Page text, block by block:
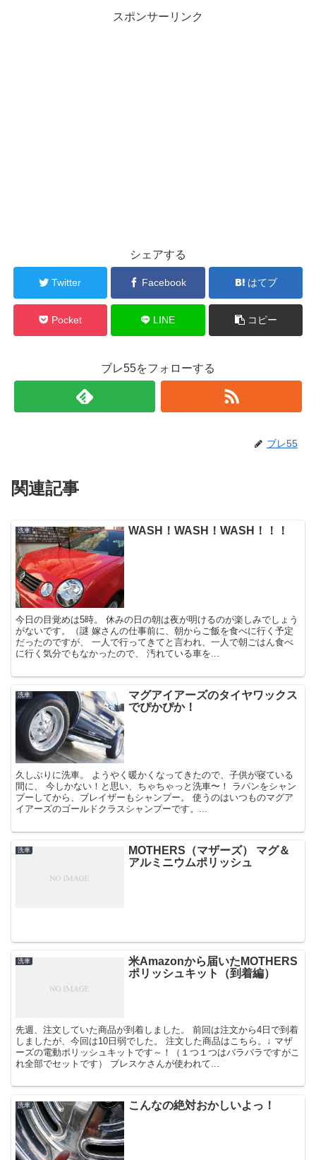
スポンサーリンク
シェアする
Twitter Facebook はてブ
Pocket LINE コピー
ブレ55をフォローする
ブレ55
関連記事
洗車 WASH！WASH！WASH！！！
今日の目覚めは5時。 休みの日の朝は夜が明けるのが楽しみでしょう
がないです。（謎 嫁さんの仕事前に、朝からご飯を食べに行く予定
だったのですが、 一人で行ってきてと言われ、一人で朝ごはん食べ
に行く気分でもなかったので、 汚れている車を...
洗車
マグアイアーズのタイヤワックス
でぴかぴか！
久しぶりに洗車。 ようやく暖かくなってきたので、子供が寝ている
間に、 今しかない！と思い、ちゃちゃっと洗車〜！ ラパンをシャン
プーしてから、ブレイザーもシャンプー。 使うのはいつものマグア
イアーズのゴールドクラスシャンプーです。...
洗車
MOTHERS（マザーズ） マグ＆
アルミニウムポリッシュ
洗車
米Amazonから届いたMOTHERS
ポリッシュキット（到着編）
先週、注文していた商品が到着しました。 前回は注文から4日で到着
しましたが、今回は10日弱でした。 注文した商品はこちら。↓ マザ
ーズの電動ポリッシュキットです～！（１つ１つはバラバラですがこ
れ全部でセットです） ブレスケさんが使われて...
洗車 こんなの絶対おかしいよっ！